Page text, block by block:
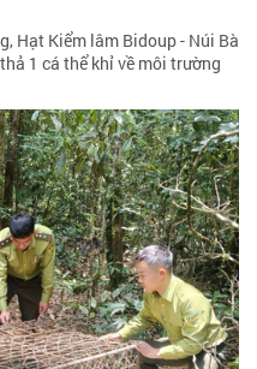
Hạt Kiểm lâm Bidoup - Núi Bà
1 cá thể khỉ về môi trường